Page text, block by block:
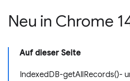
Neu in Chrome
Auf dieser Seite
IndexedDB-getAllRecords()-